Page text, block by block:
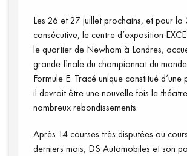
Vidéos
Les 26 et 27 juillet prochains, et pour la
consécutive, le centre d’exposition
le quartier de Newham à Londres,
grande finale du championnat du
Formule E. Tracé unique constitué
il devrait être une nouvelle fois le
nombreux rebondissements.
Après 14 courses très disputées au
derniers mois, DS Automobiles et son